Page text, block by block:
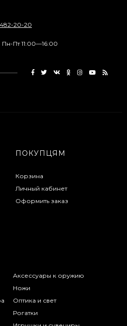
20-20
Пн-Пт 11:00—16:00
ПОКУПЦЯМ
Корзина
Личный кабинет
Оформить заказ
Аксессуары к оружию
Ножи
Оптика и свет
Рогатки